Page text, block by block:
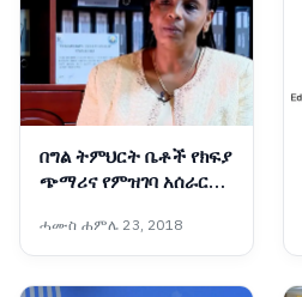
በግል ትምህርት ቤቶች የክፍያ
ጭማሪና የምዝገባ አሰራር
ነው፡- የአዲስ አበባ
ትምህርትና ሥልጠና ቁጥጥር
ባለስልጣን
ሓሙስ ሐምሌ 23, 2018